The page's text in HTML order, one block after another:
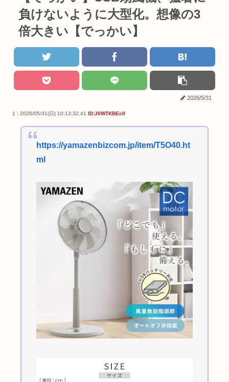
負けないように大型化。想像の3
倍大きい【でっかい】
2026/5/31
1 : 2026/05/31(日) 10:13:32.41 ID:J0WTKBEc0
https://yamazenbizcom.jp/item/T5O40.ht
ml